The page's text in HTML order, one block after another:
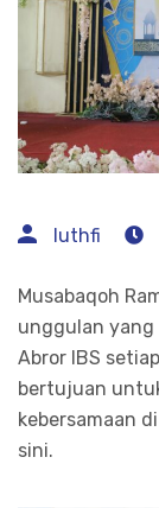
luthfi
Musabaqoh
unggulan yang
Abror IBS
bertujuan
kebersamaan
sini.